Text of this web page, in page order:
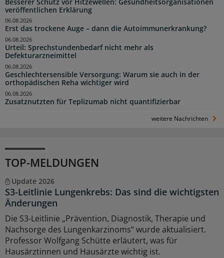
veröffentlichen Erklärung
Erst das trockene Auge – dann die Autoimmunerkrankung?
06.08.2026
Urteil: Sprechstundenbedarf nicht mehr als
Defekturarzneimittel
06.08.2026
Geschlechtersensible Versorgung: Warum sie auch in der
orthopädischen Reha wichtiger wird
06.08.2026
Zusatznutzten für Teplizumab nicht quantifizierbar
06.08.2026
weitere Nachrichten
TOP-MELDUNGEN
Update 2026
S3-Leitlinie Lungenkrebs: Das sind die wichtigsten
Änderungen
Die S3-Leitlinie „Prävention, Diagnostik, Therapie und
Nachsorge des Lungenkarzinoms“ wurde aktualisiert.
Professor Wolfgang Schütte erläutert, was für
Hausärztinnen und Hausärzte wichtig ist.